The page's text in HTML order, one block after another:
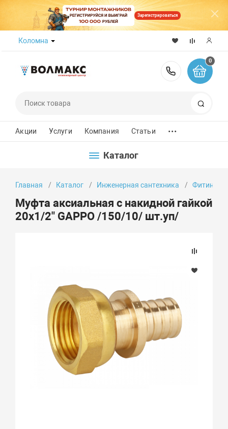
Зарегистрироваться
Коломна
8 (800)
0
Акции Услуги Компания Статьи ...
Каталог
Главная Каталог Инженерная сантехника Фитинги
Муфта аксиальная с накидной гайкой
20х1/2" GAPPO /150/10/ шт.уп/